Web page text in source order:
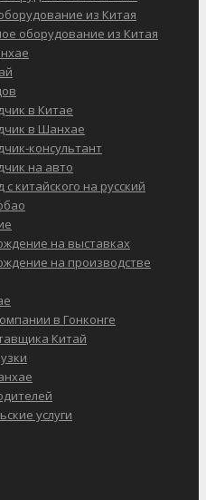
из Китая
оборудование из Китая
в Китае
в Шанхае
консультант
на авто
китайского на русский
на выставках
на производстве
в Гонконге
Китай
услуги